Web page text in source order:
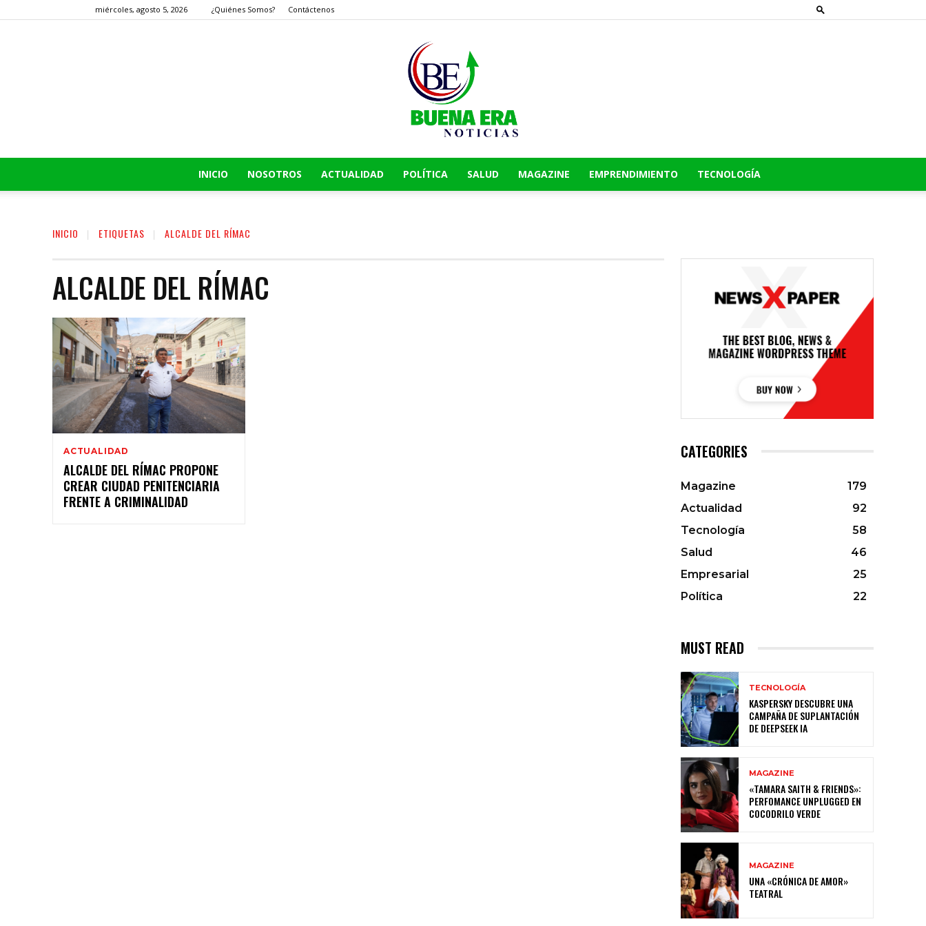
miércoles, agosto 5, 2026 ¿Quiénes Somos? Contáctenos
Buena
INICIO NOSOTROS ACTUALIDAD POLÍTICA SALUD MAGAZINE EMPRENDIMIENTO TECNOLOGÍA
INICIO ETIQUETAS ALCALDE DEL RÍMAC
ALCALDE DEL RÍMAC
ACTUALIDAD
ALCALDE DEL RÍMAC PROPONE
CREAR CIUDAD PENITENCIARIA
FRENTE A CRIMINALIDAD
CATEGORIES
Magazine
179
Actualidad
92
Tecnología
58
Salud
46
Empresarial
25
Política
22
MUST READ
TECNOLOGÍA
KASPERSKY DESCUBRE UNA
CAMPAÑA DE SUPLANTACIÓN
DE DEEPSEEK IA
MAGAZINE
«TAMARA SAITH & FRIENDS»:
PERFOMANCE UNPLUGGED EN
COCODRILO VERDE
MAGAZINE
UNA «CRÓNICA DE AMOR»
TEATRAL